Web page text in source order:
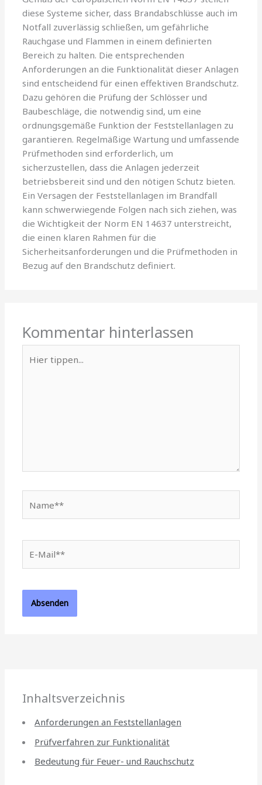
diese Systeme sicher, dass Brandabschlüsse auch im
Notfall zuverlässig schließen, um gefährliche
Rauchgase und Flammen in einem definierten
Bereich zu halten. Die entsprechenden
Anforderungen an die Funktionalität dieser Anlagen
sind entscheidend für einen effektiven Brandschutz.
Dazu gehören die Prüfung der Schlösser und
Baubeschläge, die notwendig sind, um eine
ordnungsgemäße Funktion der Feststellanlagen zu
garantieren. Regelmäßige Wartung und umfassende
Prüfmethoden sind erforderlich, um
sicherzustellen, dass die Anlagen jederzeit
betriebsbereit sind und den nötigen Schutz bieten.
Ein Versagen der Feststellanlagen im Brandfall
kann schwerwiegende Folgen nach sich ziehen, was
die Wichtigkeit der Norm EN 14637 unterstreicht,
die einen klaren Rahmen für die
Sicherheitsanforderungen und die Prüfmethoden in
Bezug auf den Brandschutz definiert.
Kommentar hinterlassen
tippen...
Mail**
Inhaltsverzeichnis
Anforderungen an Feststellanlagen
Prüfverfahren zur Funktionalität
Bedeutung für Feuer- und Rauchschutz